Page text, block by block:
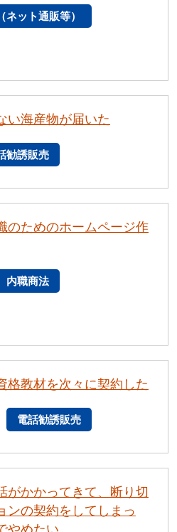
ネット通販等）
い海産物が届いた
勧誘販売
のためのホームページ作
内職商法
格教材を次々に契約した
電話勧誘販売
がかかってきて、断り切
ンの契約をしてしまっ